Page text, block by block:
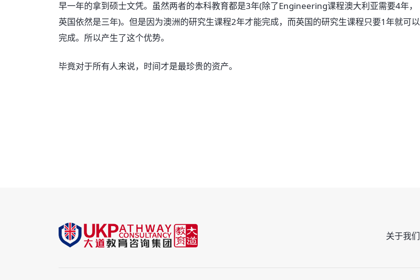
早一年的拿到硕士文凭。虽然两者的本科教育都是3年(除了Engineering课程澳大利亚需要4年，
英国依然是三年)。但是因为澳洲的研究生课程2年才能完成，而英国的研究生课程只要1年就可以
完成。所以产生了这个优势。
毕竟对于所有人来说，时间才是最珍贵的资产。
关于我们